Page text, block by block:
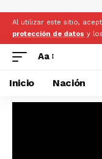
Al utilizar este sitio,
protección de datos y los
Aa
Inicio Nación